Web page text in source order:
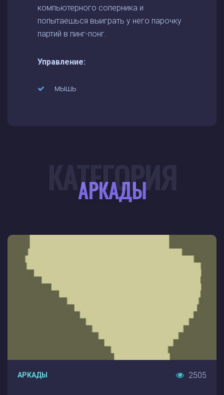
компьютерного соперника и
попытаешься выиграть у него парочку
партий в пинг-понг.
Управление:
мышь
АРКАДЫ
КАТЕГОРИЯ
АРКАДЫ 2505